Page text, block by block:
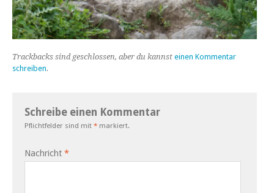
Trackbacks sind geschlossen, aber du kannst einen Kommentar
schreiben.
Schreibe einen Kommentar
Pflichtfelder sind mit * markiert.
Nachricht *